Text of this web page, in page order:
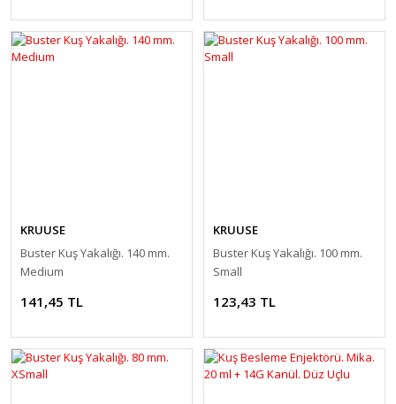
KRUUSE
Buster Kuş Yakalığı. 140 mm.
Medium
141,45 TL
KRUUSE
Buster Kuş Yakalığı. 100 mm.
Small
123,43 TL